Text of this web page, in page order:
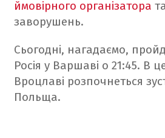
ймовірного організатора
заворушень.
Сьогодні, нагадаємо,
Росія у Варшаві о 21:45. В
Вроцлаві розпочнеться
Польща.